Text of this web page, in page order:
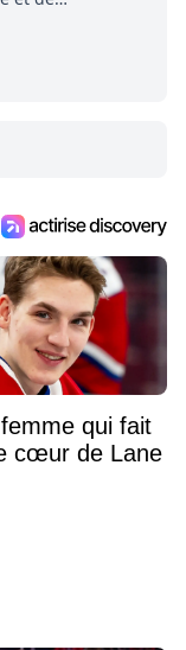
l'actualité pour
qui fait
cœur de Lane